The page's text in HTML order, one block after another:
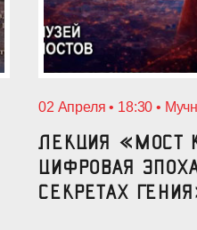
02 Апреля • 18:30 •
Лекция «Мост
цифровая
секретах